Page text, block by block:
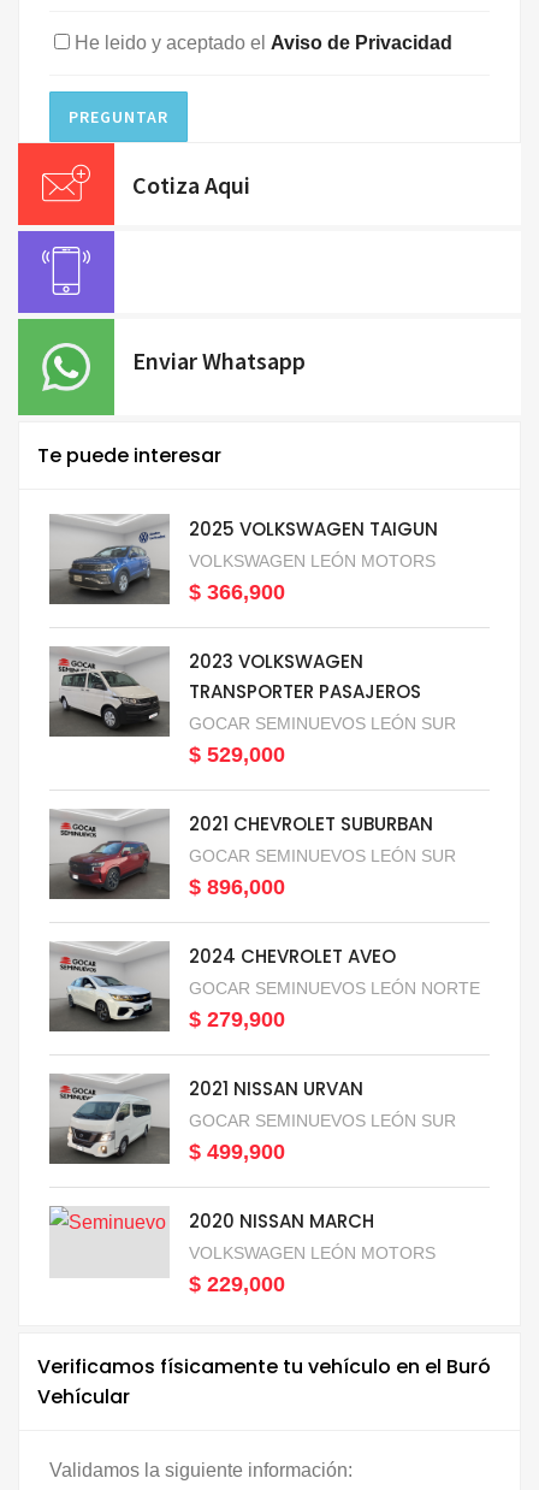
He leido y aceptado el Aviso de Privacidad
PREGUNTAR
Cotiza Aqui
Enviar Whatsapp
Te puede interesar
2025 VOLKSWAGEN TAIGUN
VOLKSWAGEN LEÓN MOTORS
$ 366,900
2023 VOLKSWAGEN
TRANSPORTER PASAJEROS
GOCAR SEMINUEVOS LEÓN SUR
$ 529,000
2021 CHEVROLET SUBURBAN
GOCAR SEMINUEVOS LEÓN SUR
$ 896,000
2024 CHEVROLET AVEO
GOCAR SEMINUEVOS LEÓN NORTE
$ 279,900
2021 NISSAN URVAN
GOCAR SEMINUEVOS LEÓN SUR
$ 499,900
2020 NISSAN MARCH
VOLKSWAGEN LEÓN MOTORS
$ 229,000
Verificamos físicamente tu vehículo en el Buró
Vehícular
Validamos la siguiente información: